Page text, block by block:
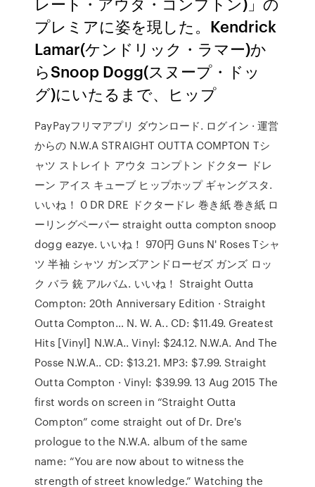
プレミアに姿を現した。Kendrick
Lamar(ケンドリック・ラマー)か
らSnoop Dogg(スヌープ・ドッ
グ)にいたるまで、ヒップ
PayPayフリマアプリ ダウンロード. ログイン · 運営
からの N.W.A STRAIGHT OUTTA COMPTON Tシ
ャツ ストレイト アウタ コンプトン ドクター ドレ
ーン アイス キューブ ヒップホップ ギャングスタ.
いいね！ 0 DR DRE ドクタードレ 巻き紙 巻き紙 ロ
ーリングペーパー straight outta compton snoop
dogg eazye. いいね！ 970円 Guns N' Roses Tシャ
ツ 半袖 シャツ ガンズアンドローゼズ ガンズ ロッ
ク バラ 銃 アルバム. いいね！ Straight Outta
Compton: 20th Anniversary Edition · Straight
Outta Compton… N. W. A.. CD: $11.49. Greatest
Hits [Vinyl] N.W.A.. Vinyl: $24.12. N.W.A. And The
Posse N.W.A.. CD: $13.21. MP3: $7.99. Straight
Outta Compton · Vinyl: $39.99. 13 Aug 2015 The
first words on screen in “Straight Outta
Compton” come straight out of Dr. Dre's
prologue to the N.W.A. album of the same
name: “You are now about to witness the
strength of street knowledge.” Watching the